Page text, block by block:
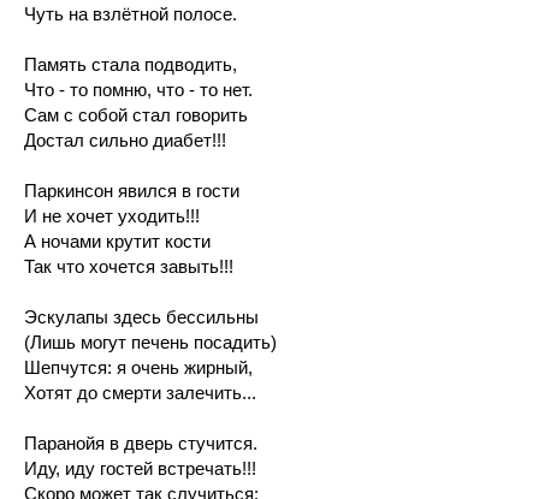
Чуть на взлётной полосе.
Память стала подводить,
Что - то помню, что - то нет.
Сам с собой стал говорить
Достал сильно диабет!!!
Паркинсон явился в гости
И не хочет уходить!!!
А ночами крутит кости
Так что хочется завыть!!!
Эскулапы здесь бессильны
(Лишь могут печень посадить)
Шепчутся: я очень жирный,
Хотят до смерти залечить...
Паранойя в дверь стучится.
Иду, иду гостей встречать!!!
Скоро может так случиться: